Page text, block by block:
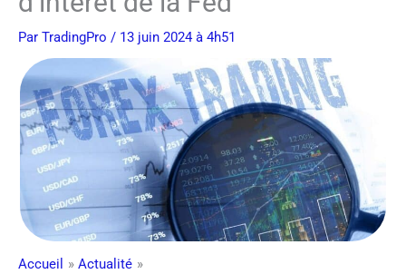
Par TradingPro / 13 juin 2024 à 4h51
Accueil
Actualité